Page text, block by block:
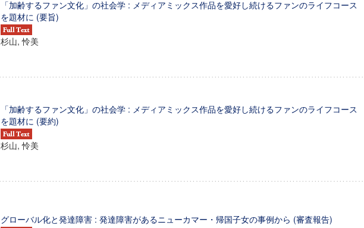
「加齢するファン文化」の社会学 : メディアミックス作品を愛好し続けるファンのライフコース
を題材に (要旨)
杉山, 怜美
「加齢するファン文化」の社会学 : メディアミックス作品を愛好し続けるファンのライフコース
を題材に (要約)
杉山, 怜美
グローバル化と発達障害 : 発達障害があるニューカマー・帰国子女の事例から (審査報告)